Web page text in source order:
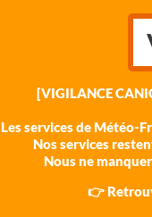
[VIGILANCE
Les services de Météo-
Nos services
Nous ne
👉